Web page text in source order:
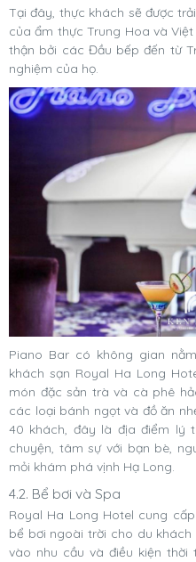
Tại đây, thực khách sẽ được
của ẩm thực Trung Hoa và
thận bởi các Đầu bếp đến từ
nghiệm của họ.
Piano Bar có không gian
khách sạn Royal Ha Long
món đặc sản trà và cà phê
các loại bánh ngọt và đồ ăn
40 khách, đây là địa điểm lý
chuyện, tâm sự với bạn bè,
mỏi khám phá vịnh Hạ Long.
4.2. Bể bơi và Spa
Royal Ha Long Hotel cung
bể bơi ngoài trời cho du
vào nhu cầu và điều kiện thời